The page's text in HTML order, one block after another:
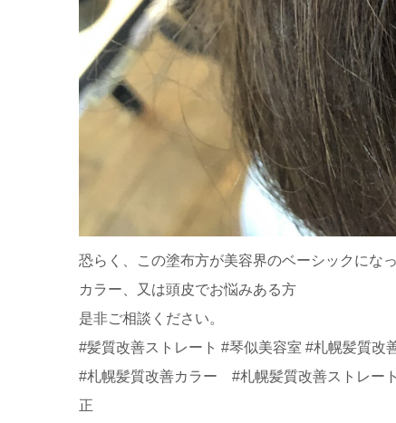
恐らく、この塗布方が美容界のベーシックにな
カラー、又は頭皮でお悩みある方
是非ご相談ください。
#髪質改善ストレート #琴似美容室 #札幌髪質改
#札幌髪質改善カラー #札幌髪質改善ストレー
正